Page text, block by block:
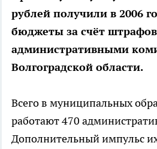
рублей получили в 2006
бюджеты за счёт
административными
Волгоградской области.
Всего в муниципальных
работают 470
Дополнительный импульс